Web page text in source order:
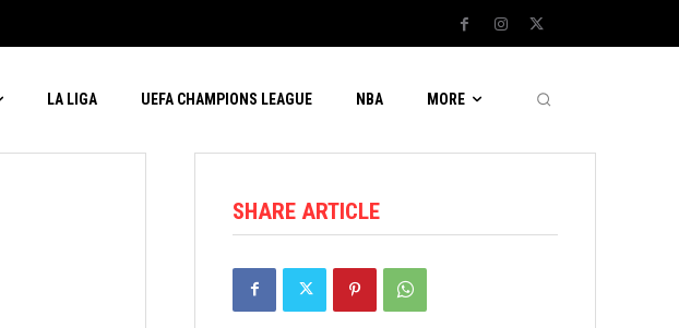
LA LIGA UEFA CHAMPIONS LEAGUE NBA MORE
SHARE ARTICLE